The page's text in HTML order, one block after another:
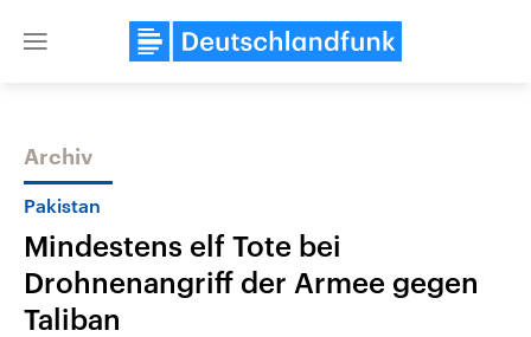
Close
Themen
Archiv
Pakistan
Mindestens elf Tote bei
Drohnenangriff der Armee gegen
Taliban